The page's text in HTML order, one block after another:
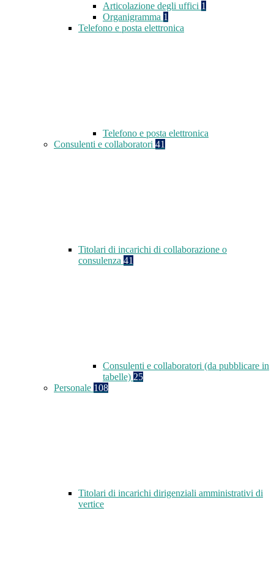
Articolazione degli uffici 1
Organigramma 1
Telefono e posta elettronica
Telefono e posta elettronica
Consulenti e collaboratori 41
Titolari di incarichi di collaborazione o
consulenza 41
Consulenti e collaboratori (da pubblicare in
tabelle) 25
Personale 108
Titolari di incarichi dirigenziali amministrativi di
vertice